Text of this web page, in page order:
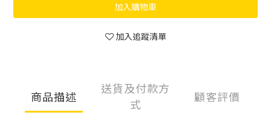
加入購物車
加入追蹤清單
商品描述
送貨及付款方
式
顧客評價